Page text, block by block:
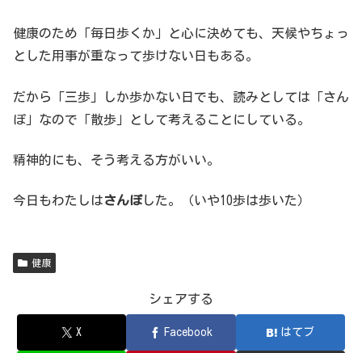
健康のため「毎日歩くか」と心に決めても、天候やちょっ
とした用事が重なって歩けない日もある。
だから「三歩」しか歩かない日でも、読みとしては「さん
ぽ」なので「散歩」として考えることにしている。
精神的にも、そう考える方がいい。
今日もわたしはさんぽした。（いや10歩は歩いた）
健康
シェアする
X Facebook はてブ